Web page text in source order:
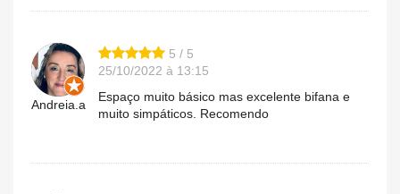
Andreia.a
5 / 5
25/10/2022 à 13:15
Espaço muito básico mas excelente bifana e
muito simpáticos. Recomendo